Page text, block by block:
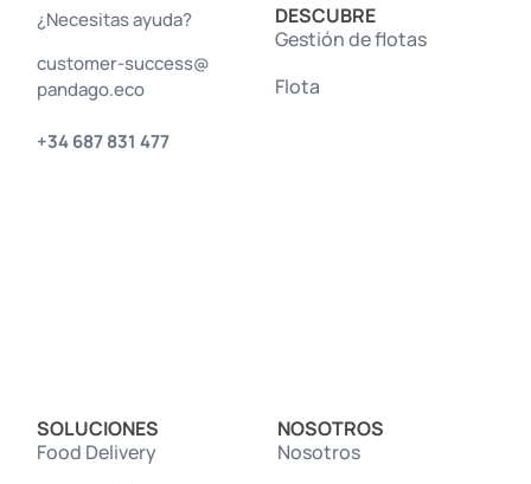
¿Necesitas ayuda?
customer-success@
pandago.eco
+34 687 831 477
DESCUBRE
Gestión de flotas
Flota
SOLUCIONES
Food Delivery
NOSOTROS
Nosotros